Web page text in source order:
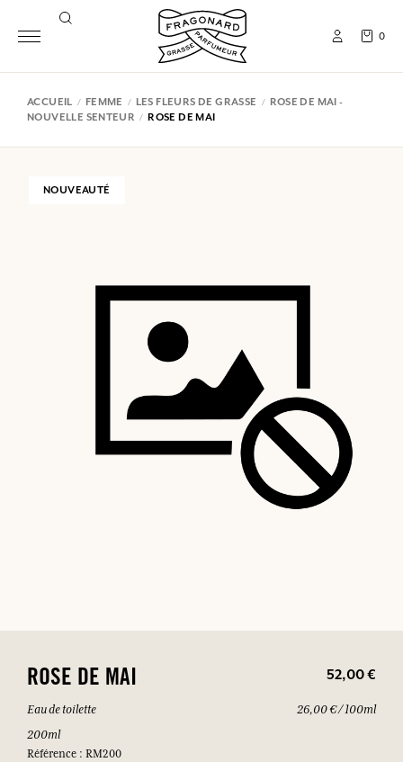
0
ACCUEIL FEMME LES FLEURS DE GRASSE
ROSE DE MAI -
NOUVELLE SENTEUR
ROSE DE MAI
NOUVEAUTÉ
ROSE DE MAI 52,00 €
Eau de toilette
200ml
Référence : RM200
26,00 € / 100ml